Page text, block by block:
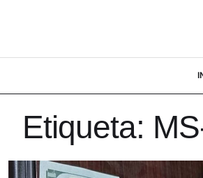
Etiqueta: